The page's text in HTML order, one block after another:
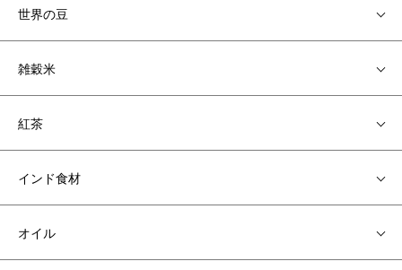
世界の豆
雑穀米
紅茶
インド食材
オイル